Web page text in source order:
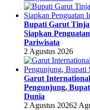
Bupati Garut
Siapkan
Pariwisata
2 Agustus 2026
Garut
Pengunjung,
Dunia
2 Agustus 20262